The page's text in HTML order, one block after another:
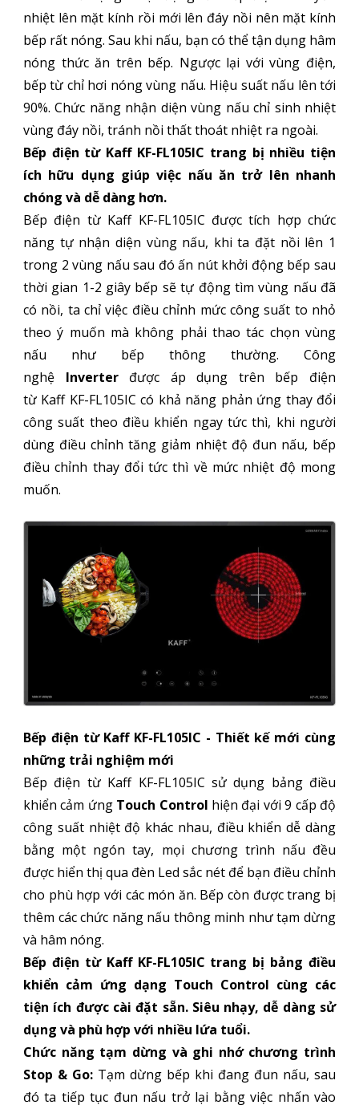
nhiệt lên mặt kính rồi mới lên đáy nồi nên mặt kính
bếp rất nóng. Sau khi nấu, bạn có thể tận dụng hâm
nóng thức ăn trên bếp. Ngược lại với vùng điện,
bếp từ chỉ hơi nóng vùng nấu. Hiệu suất nấu lên tới
90%. Chức năng nhận diện vùng nấu chỉ sinh nhiệt
vùng đáy nồi, tránh nồi thất thoát nhiệt ra ngoài.
Bếp điện từ Kaff KF-FL105IC trang bị nhiều tiện
ích hữu dụng giúp việc nấu ăn trở lên nhanh
chóng và dễ dàng hơn.
Bếp điện từ Kaff KF-FL105IC được tích hợp chức
năng tự nhận diện vùng nấu, khi ta đặt nồi lên 1
trong 2 vùng nấu sau đó ấn nút khởi động bếp sau
thời gian 1-2 giây bếp sẽ tự động tìm vùng nấu đã
có nồi, ta chỉ việc điều chỉnh mức công suất to nhỏ
theo ý muốn mà không phải thao tác chọn vùng
nấu như bếp thông thường. Công
nghệ Inverterđược áp dụng trên bếp điện
từ Kaff KF-FL105IC có khả năng phản ứng thay đổi
công suất theo điều khiển ngay tức thì, khi người
dùng điều chỉnh tăng giảm nhiệt độ đun nấu, bếp
điều chỉnh thay đổi tức thì về mức nhiệt độ mong
muốn.
Bếp điện từ Kaff KF-FL105IC - Thiết kế mới cùng
những trải nghiệm mới
Bếp điện từ Kaff KF-FL105IC sử dụng bảng điều
khiển cảm ứng Touch Control hiện đại với 9 cấp độ
công suất nhiệt độ khác nhau, điều khiển dễ dàng
bằng một ngón tay, mọi chương trình nấu đều
được hiển thị qua đèn Led sắc nét để bạn điều chỉnh
cho phù hợp với các món ăn. Bếp còn được trang bị
thêm các chức năng nấu thông minh như tạm dừng
và hâm nóng.
Bếp điện từ Kaff KF-FL105IC trang bị bảng điều
khiển cảm ứng dạng Touch Control cùng các
tiện ích được cài đặt sẵn. Siêu nhạy, dễ dàng sử
dụng và phù hợp với nhiều lứa tuổi.
Chức năng tạm dừng và ghi nhớ chương trình
Stop & Go:Tạm dừng bếp khi đang đun nấu, sau
đó ta tiếp tục đun nấu trở lại bằng việc nhấn vào